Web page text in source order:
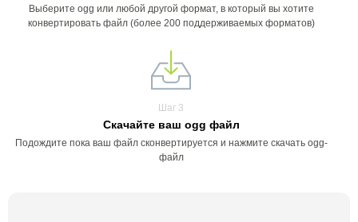
Выберите ogg или любой другой формат, в который вы хотите
конвертировать файл (более 200 поддерживаемых форматов)
Шаг 3
Скачайте ваш ogg файл
Подождите пока ваш файл сконвертируется и нажмите скачать ogg-
файл